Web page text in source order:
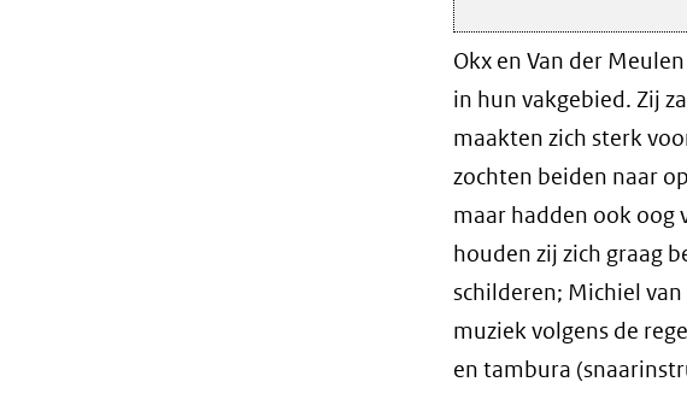
Okx en Van der
in hun vakgebied. Zij
maakten zich sterk
zochten beiden naar
maar hadden ook oog
houden zij zich graag
schilderen; Michiel
muziek volgens de
en tambura